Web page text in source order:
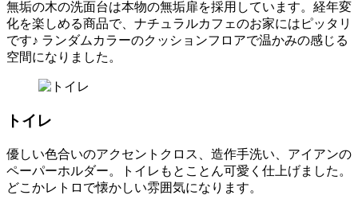
無垢の木の洗面台は本物の無垢扉を採用しています。経年変
化を楽しめる商品で、ナチュラルカフェのお家にはピッタリ
です♪ ランダムカラーのクッションフロアで温かみの感じる
空間になりました。
トイレ
優しい色合いのアクセントクロス、造作手洗い、アイアンの
ペーパーホルダー。トイレもとことん可愛く仕上げました。
どこかレトロで懐かしい雰囲気になります。